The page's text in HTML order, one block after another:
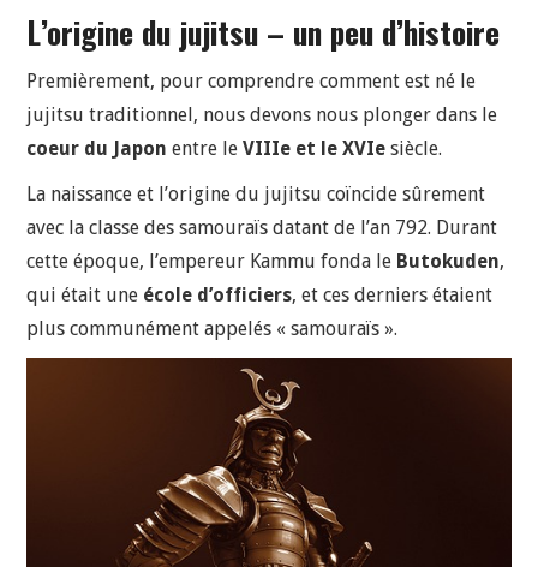
L’origine du jujitsu – un peu d’histoire
Premièrement, pour comprendre comment est né le
jujitsu traditionnel, nous devons nous plonger dans le
coeur du Japon entre leVIIIe et le XVIe siècle.
La naissance et l’origine du jujitsu coïncide sûrement
avec la classe des samouraïs datant de l’an 792. Durant
cette époque, l’empereur Kammu fonda le Butokuden,
qui était une école d’officiers, et ces derniers étaient
plus communément appelés « samouraïs ».